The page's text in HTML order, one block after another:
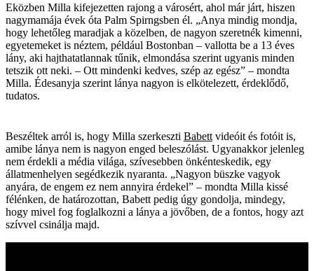
Eközben Milla kifejezetten rajong a városért, ahol már járt, hiszen
nagymamája évek óta Palm Spirngsben él. „Anya mindig mondja,
hogy lehetőleg maradjak a közelben, de nagyon szeretnék kimenni,
egyetemeket is néztem, például Bostonban – vallotta be a 13 éves
lány, aki hajthatatlannak tűnik, elmondása szerint ugyanis minden
tetszik ott neki. – Ott mindenki kedves, szép az egész” – mondta
Milla. Édesanyja szerint lánya nagyon is elkötelezett, érdeklődő,
tudatos.
Beszéltek arról is, hogy Milla szerkeszti Babett videóit és fotóit is,
amibe lánya nem is nagyon enged beleszólást. Ugyanakkor jelenleg
nem érdekli a média világa, szívesebben önkénteskedik, egy
állatmenhelyen segédkezik nyaranta. „Nagyon büszke vagyok
anyára, de engem ez nem annyira érdekel” – mondta Milla kissé
félénken, de határozottan, Babett pedig úgy gondolja, mindegy,
hogy mivel fog foglalkozni a lánya a jövőben, de a fontos, hogy azt
szívvel csinálja majd.